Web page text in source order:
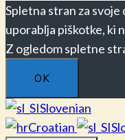
Spletna stran za
uporablja piškotke, ki
Z ogledom spletne
OK
Slovenian
Croatian